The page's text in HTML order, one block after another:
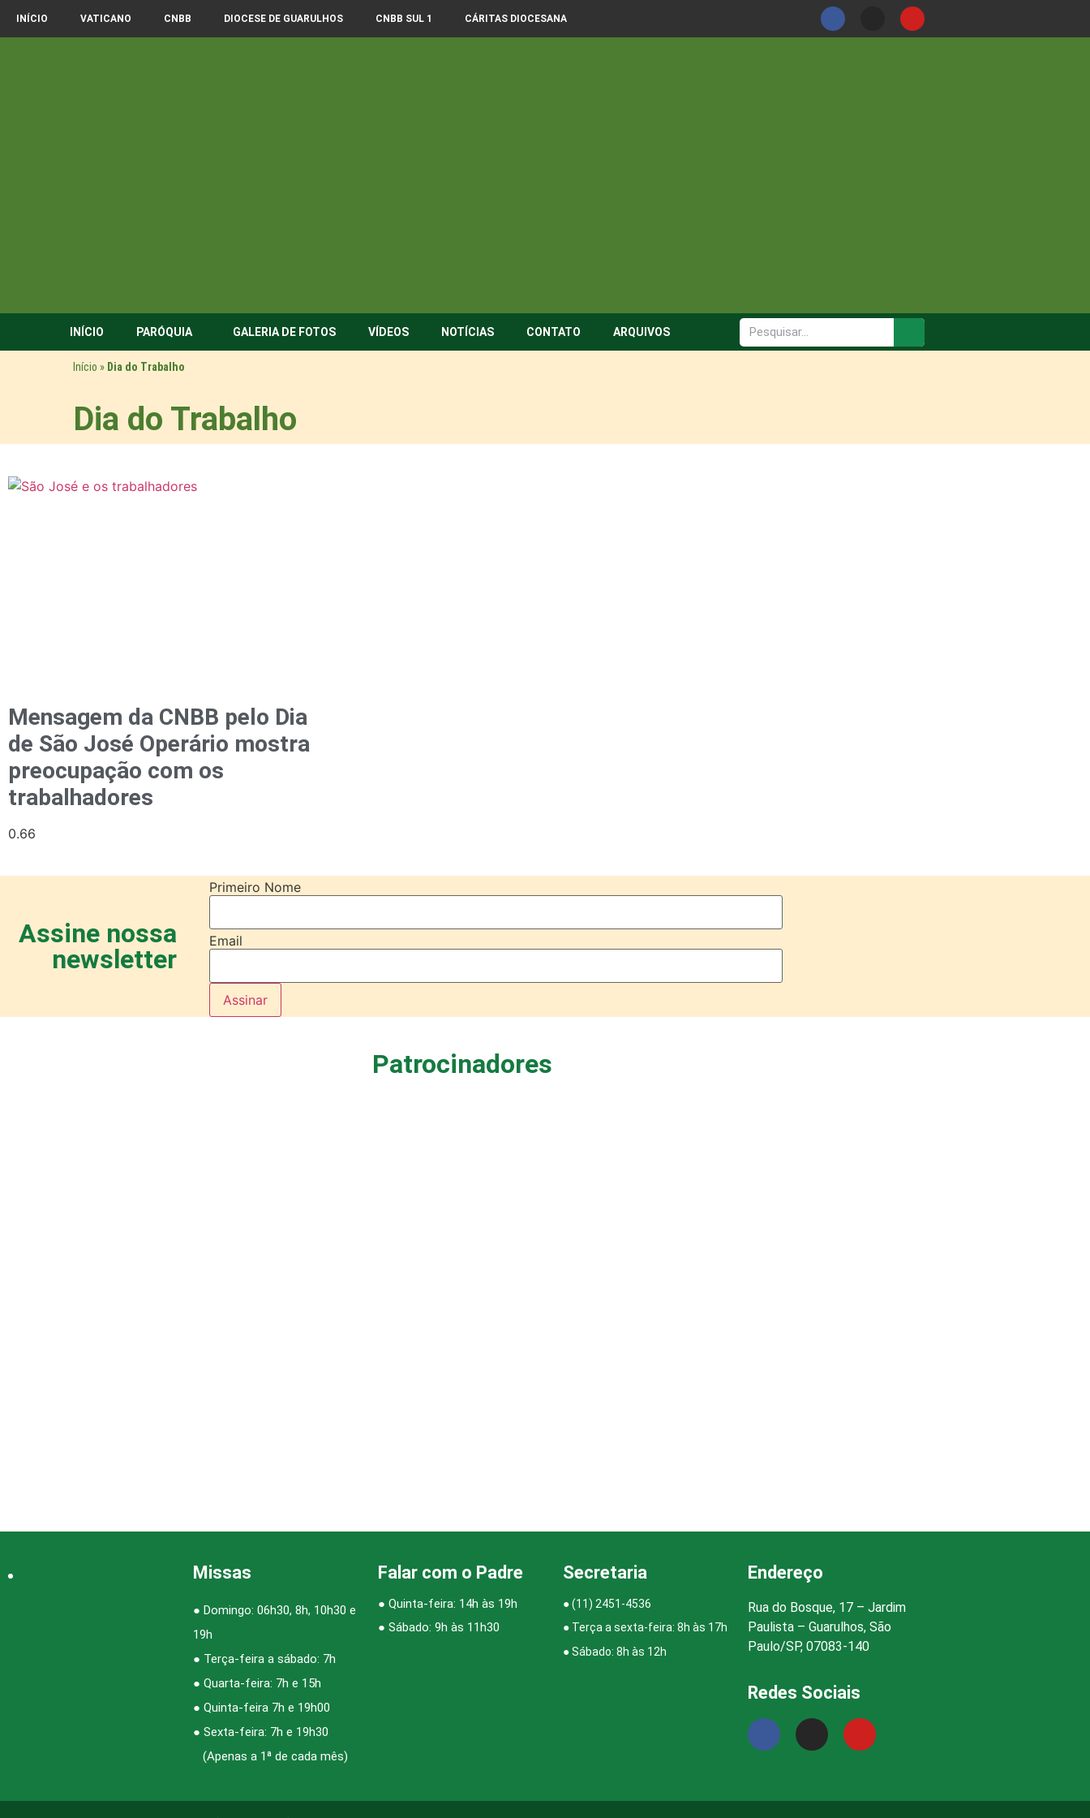
INÍCIO VATICANO CNBB DIOCESE DE GUARULHOS CNBB SUL 1 CÁRITAS DIOCESANA
INÍCIO PARÓQUIA GALERIA DE FOTOS VÍDEOS NOTÍCIAS CONTATO ARQUIVOS
Início » Dia do Trabalho
Dia do Trabalho
Mensagem da CNBB pelo Dia
de São José Operário mostra
preocupação com os
trabalhadores
Assine nossa
newsletter
Primeiro Nome
Email
Patrocinadores
Missas
● Domingo: 06h30, 8h, 10h30 e
19h
● Terça-feira a sábado: 7h
● Quarta-feira: 7h e 15h
● Quinta-feira 7h e 19h00
● Sexta-feira: 7h e 19h30
(Apenas a 1ª de cada mês)
Falar com o Padre
● Quinta-feira: 14h às 19h
● Sábado: 9h às 11h30
Secretaria
●(11) 2451-4536
● Terça a sexta-feira: 8h às 17h
● Sábado: 8h às 12h
Endereço
Rua do Bosque, 17 – Jardim
Paulista – Guarulhos, São
Paulo/SP, 07083-140
Redes Sociais